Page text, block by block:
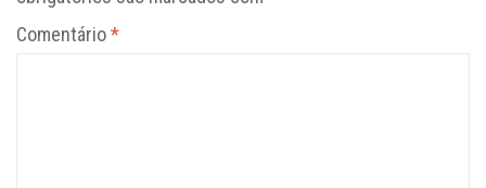
Comentário*